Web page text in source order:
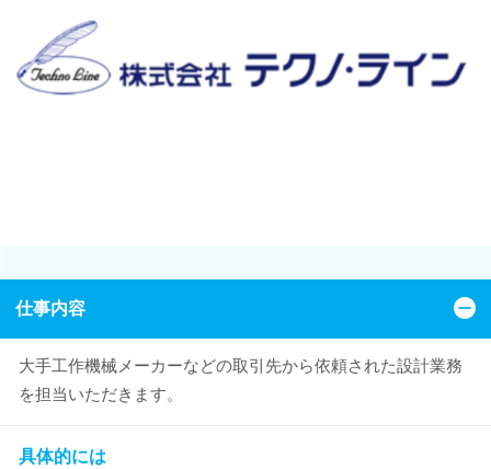
仕事内容
大手工作機械メーカーなどの取引先から依頼された設計業務
を担当いただきます。
具体的には